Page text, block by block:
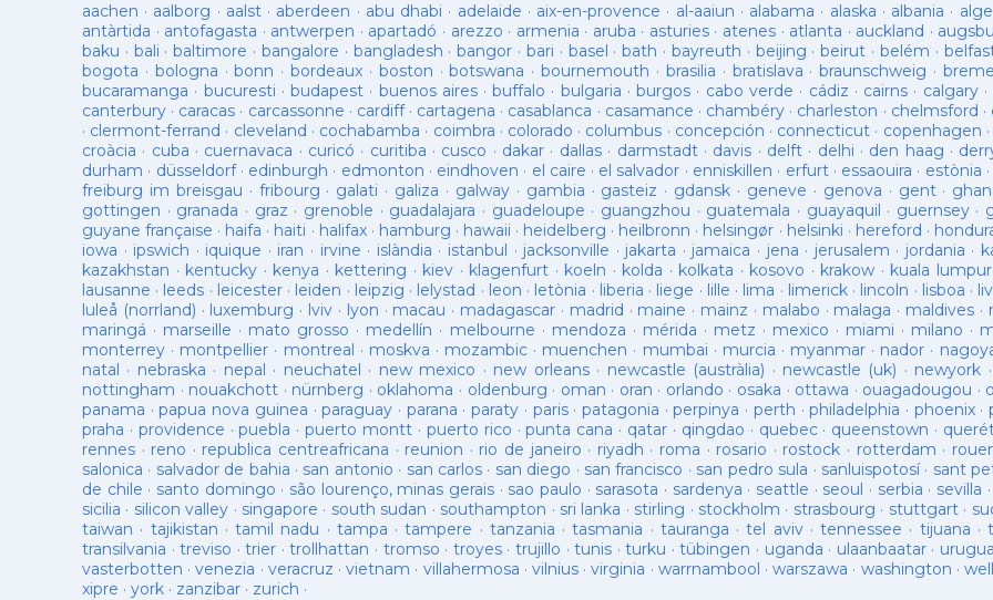
aachen · aalborg · aalst· aberdeen · abu dhabi · adelaide · aix-en-provence · al-aaiun · alabama · alaska · albania ·
antàrtida · antofagasta · antwerpen · apartadó · arezzo · armenia · aruba · asturies· atenes · atlanta · auckland ·
baku · bali ·baltimore · bangalore · bangladesh ·bangor · bari · basel ·bath · bayreuth · beijing ·beirut · belém ·
bogota · bologna ·bonn ·bordeaux · boston ·botswana ·bournemouth · brasilia · bratislava ·braunschweig ·
bucaramanga · bucuresti · budapest · buenos aires·buffalo · bulgaria ·burgos · cabo verde · cádiz · cairns · calgary·
canterbury · caracas · carcassonne · cardiff· cartagena · casablanca · casamance · chambéry · charleston · chelmsford ·
· clermont-ferrand · cleveland · cochabamba · coimbra · colorado · columbus · concepción · connecticut · copenhagen ·
croàcia · cuba · cuernavaca · curicó · curitiba · cusco · dakar · dallas· darmstadt· davis · delft· delhi · den haag ·
durham · düsseldorf· edinburgh · edmonton · eindhoven · el caire · el salvador · enniskillen · erfurt· essaouira · estònia ·
freiburg im breisgau · fribourg · galati · galiza · galway· gambia · gasteiz · gdansk · geneve · genova · gent·
gottingen · granada · graz · grenoble · guadalajara · guadeloupe · guangzhou · guatemala · guayaquil · guernsey·
guyane française · haifa · haiti · halifax· hamburg · hawaii · heidelberg · heilbronn · helsingør · helsinki · hereford ·
iowa · ipswich · iquique · iran · irvine · islàndia · istanbul · jacksonville · jakarta · jamaica · jena · jerusalem · jordania ·
kazakhstan · kentucky · kenya · kettering · kiev · klagenfurt · koeln · kolda · kolkata · kosovo · krakow · kuala lumpur
lausanne · leeds · leicester· leiden · leipzig · lelystad · leon · letònia · liberia · liege · lille · lima · limerick· lincoln · lisboa ·
luleå (norrland) · luxemburg · lviv · lyon · macau · madagascar · madrid · maine · mainz · malabo · malaga · maldives ·
maringá · marseille · mato grosso · medellín · melbourne · mendoza · mérida · metz · mexico · miami · milano ·
monterrey · montpellier · montreal · moskva · mozambic · muenchen · mumbai · murcia · myanmar · nador ·
natal · nebraska · nepal · neuchatel · new mexico · new orleans· newcastle (austràlia) · newcastle (uk) · newyork ·
nottingham · nouakchott · nürnberg · oklahoma · oldenburg · oman · oran · orlando · osaka · ottawa · ouagadougou ·
panama ·papua nova guinea ·paraguay · parana ·paraty · paris· patagonia ·perpinya · perth ·philadelphia · phoenix·
praha · providence ·puebla ·puerto montt · puerto rico ·punta cana · qatar · qingdao · quebec· queenstown ·
rennes · reno · republica centreafricana · reunion · rio de janeiro · riyadh · roma · rosario · rostock · rotterdam ·
salonica · salvador de bahia · san antonio · san carlos · san diego · san francisco · san pedro sula · sanluispotosí· sant
de chile · santo domingo · são lourenço, minas gerais· sao paulo · sarasota · sardenya · seattle · seoul · serbia · sevilla ·
sicilia · silicon valley · singapore · south sudan · southampton · sri lanka · stirling · stockholm · strasbourg · stuttgart·
taiwan · tajikistan ·tamil nadu · tampa ·tampere · tanzania ·tasmania · tauranga ·tel aviv·tennessee · tijuana ·
transilvania ·treviso ·trier ·trollhattan · tromso · troyes· trujillo ·tunis ·turku ·tübingen · uganda · ulaanbaatar·
vasterbotten ·venezia · veracruz ·vietnam · villahermosa · vilnius·virginia · warrnambool ·warszawa · washington ·
xipre · york · zanzibar · zurich ·